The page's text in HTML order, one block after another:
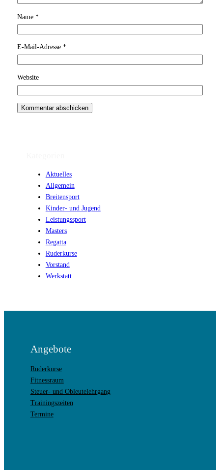
Name *
E-Mail-Adresse *
Website
Aktuelles
Allgemein
Breitensport
Kinder- und Jugend
Leistungssport
Masters
Regatta
Ruderkurse
Vorstand
Werkstatt
Angebote
Ruderkurse
Fitnessraum
Steuer- und Obleutelehrgang
Trainingszeiten
Termine